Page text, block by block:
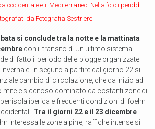
occidentale e il Mediterraneo. Nella foto i penddi
da Fotografia Sestriere
si conclude tra la notte e la mattinata
con il transito di un ultimo sistema
di fatto il periodo delle piogge organizzate
In seguito a partire dal giorno 22 si
cambio di circolazione, che da inizio ad
mite e siccitoso dominato da costanti zone di
iberica e frequenti condizioni di foehn
Tra il giorni 22 e il 23 dicembre
interessa le zone alpine, raffiche intense si